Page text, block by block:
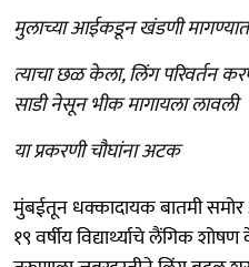
मुलाच्या आईकडून खंडणी
त्याचा छळ केला, लिंग परिवर्तन
साडी नेसून भीक मागायला लावली
या प्रकरणी चौघांना अटक
मुंबईतून धक्कादायक बातमी
१९ वर्षीय विद्यार्थ्याचे लैंगिक